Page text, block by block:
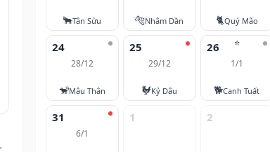
🐂Tân Sửu 🐅Nhâm Dần 🐈Quý Mão
24
28/12
🐒Mậu Thân
25
29/12
🐓Kỷ Dậu
⭐
26
1/1
🐕Canh Tuất
31
6/1
1 2